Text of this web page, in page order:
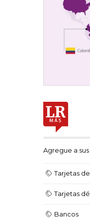
Agregue a
Tarjetas
Tarjetas
Bancos